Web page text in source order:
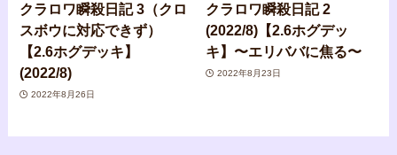
クラロワ瞬殺日記 3（クロ
スボウに対応できず）
【2.6ホグデッキ】
(2022/8)
2022年8月26日
クラロワ瞬殺日記 2
(2022/8)【2.6ホグデッ
キ】〜エリババに焦る〜
2022年8月23日